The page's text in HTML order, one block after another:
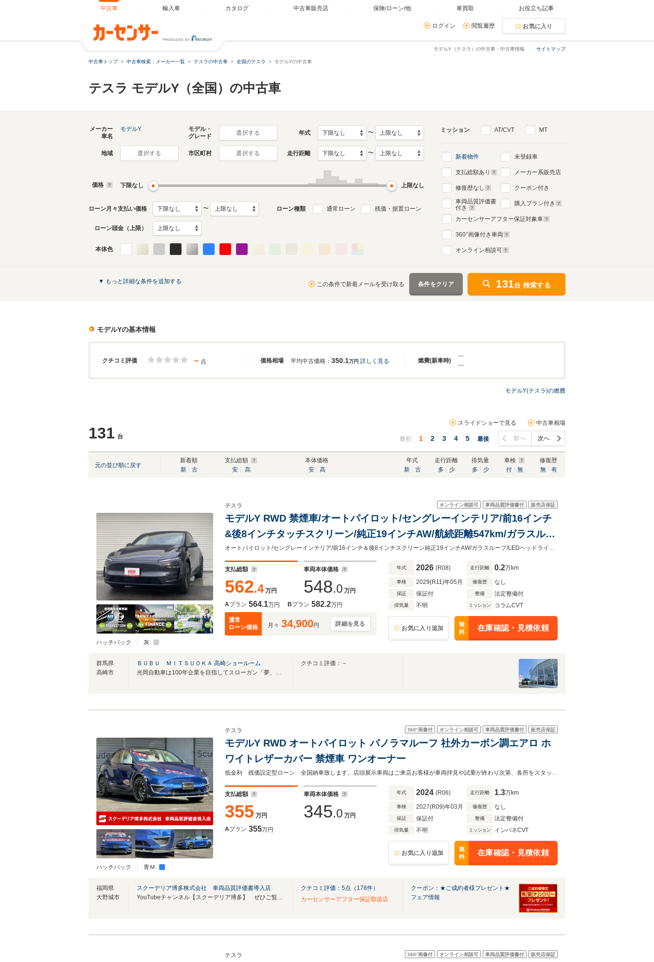
中古車 輸入車 カタログ 中古車販売店 保険/ローン/他 車買取 お役立ち記事
ログイン 閲覧履歴 お気に入り
サイトマップ
モデルY（テスラ）の中古車・中古車情報
中古車トップ 中古車検索：メーカー一覧 テスラの中古車 全国のテスラ モデルYの中古車
テスラ モデルY（全国）の中古車
メーカー
車名
モデルY
モデル・
グレード
選択する 年式 〜
地域 選択する 市区町村 選択する 走行距離 〜
価格 下限なし 上限なし
ローン月々支払い価格 〜 ローン種類 通常ローン 残価・据置ローン
ローン頭金（上限）
本体色
ミッション AT/CVT MT
新着物件
支払総額あり
修復歴なし
車両品質評価書
付き
未登録車
メーカー系販売店
クーポン付き
購入プラン付き
カーセンサーアフター保証対象車
360°画像付き車両
オンライン相談可
▼ もっと詳細な条件を追加する この条件で新着メールを受け取る 条件をクリア 131台 検索する
モデルYの基本情報
クチコミ評価 価格相場 燃費(新車時)
－ 点 平均中古価格： 350.1万円 詳しく見る
---
---
モデルY(テスラ)の燃費
131 台
スライドショーで見る 中古車相場
最初 1 2 3 4 5 最後 前へ 次へ
元の並び順に戻す
新着順
新
古
支払総額
安
高
本体価格
安
高
年式
新
古
走行距離
多
少
排気量
多
少
車検
付
無
修復歴
無
有
ハッチバック 灰
オンライン相談可 車両品質評価書付 販売店保証
テスラ
モデルY RWD 禁煙車/オートパイロット/セングレーインテリア/前16インチ
&後8インチタッチスクリーン/純正19インチAW/航続距離547km/ガラスルー
フ/LEDヘッドライト/ETC2.0/シートヒーター&クーラー/360°モニター/カー
ドキー
オートパイロット/セングレーインテリア/前16インチ＆後8インチスクリーン純正19インチAW/ガラスルーフ/LEDヘッドライト/ETC2.0/シートヒーター＆クーラー/360°モニター/カードキー
支払総額
562.4 万円
車両本体価格
548.0 万円
Aプラン 564.1万円 Bプラン 582.2万円
通常
ローン価格
月々 34,900円 詳細を見る
年式 2026 (R08) 走行距離 0.2万km
車検 2029(R11)年05月 修復歴 なし
保証 保証付 整備 法定整備付
排気量 不明 ミッション コラムCVT
お気に入り追加
無
料
在庫確認・見積依頼
群馬県
高崎市
ＢＵＢＵ ＭＩＴＳＵＯＫＡ 高崎ショールーム
光岡自動車は100年企業を目指してスローガン「夢、挑戦、次代へ」を掲げます！
クチコミ評価：－
ハッチバック 青Ｍ
360°画像付 オンライン相談可 車両品質評価書付 販売店保証
テスラ
モデルY RWD オートパイロット パノラマルーフ 社外カーボン調エアロ ホ
ワイトレザーカバー 禁煙車 ワンオーナー
低金利 残価設定型ローン 全国納車致します。店頭展示車両はご来店お客様が車両拝見や試乗が終わり次第、各所をスタッフにて除菌殺菌を徹底して行っております。
支払総額
355 万円
車両本体価格
345.0 万円
Aプラン 355万円
年式 2024 (R06) 走行距離 1.3万km
車検 2027(R09)年03月 修復歴 なし
保証 保証付 整備 法定整備付
排気量 不明 ミッション インパネCVT
お気に入り追加
無
料
在庫確認・見積依頼
福岡県
大野城市
スクーデリア博多株式会社 車両品質評価書導入店
YouTubeチャンネル【スクーデリア博多】 ぜひご覧ください！直通電話TEL：0925881133
クチコミ評価： 5点（ 178件）
カーセンサーアフター保証取扱店
クーポン：★ご成約者様プレゼント★
フェア情報
360°画像付 オンライン相談可 車両品質評価書付 販売店保証
テスラ